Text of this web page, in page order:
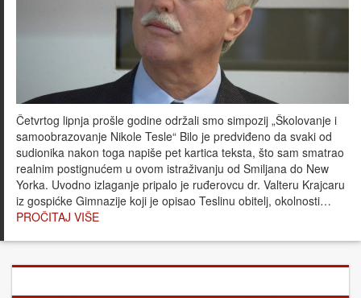
Četvrtog lipnja prošle godine održali smo simpozij „Školovanje i
samoobrazovanje Nikole Tesle“ Bilo je predviđeno da svaki od
sudionika nakon toga napiše pet kartica teksta, što sam smatrao
realnim postignućem u ovom istraživanju od Smiljana do New
Yorka. Uvodno izlaganje pripalo je ruđerovcu dr. Valteru Krajcaru
iz gospićke Gimnazije koji je opisao Teslinu obitelj, okolnosti…
PROČITAJ VIŠE